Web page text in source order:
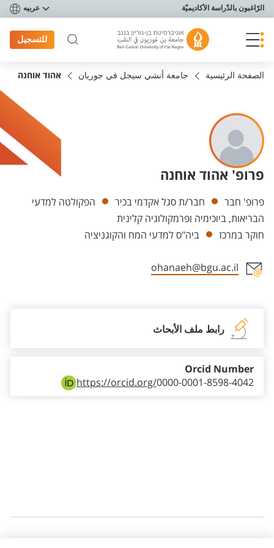
תפריט נגישות
الرّاغبون بالدّراسة الأكاديميّة عربيه
للتسجيل
الصفحة الرئيسية جامعة أنشي سيجل في جوريان אהוד אוחנה
פרופ' אהוד אוחנה
Departments
פרופ' חבר חבר/ת סגל אקדמי בכיר
הפקולטה למדעי
הבריאות, ביוכימיה ופרמקולוגיה קלינית
חוקר במרכז
ביה"ס למדעי המח והקוגניציה
ohanaeh@bgu.ac.il
رابط ملف الأبحاث
https://orcid.org/0000-0001-8598-4042
Orcid Number